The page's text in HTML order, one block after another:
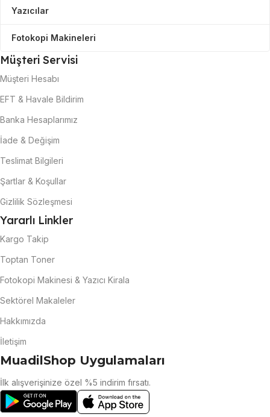
Yazıcılar
Fotokopi Makineleri
Müşteri Servisi
Müşteri Hesabı
EFT & Havale Bildirim
Banka Hesaplarımız
İade & Değişim
Teslimat Bilgileri
Şartlar & Koşullar
Gizlilik Sözleşmesi
Yararlı Linkler
Kargo Takip
Toptan Toner
Fotokopi Makinesi & Yazıcı Kirala
Sektörel Makaleler
Hakkımızda
İletişim
MuadilShop Uygulamaları
İlk alışverişinize özel %5 indirim fırsatı.